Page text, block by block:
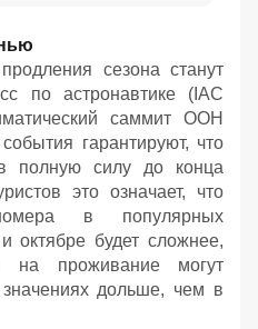
сезона станут
по астронавтике (IAC
саммит ООН
гарантируют, что
полную силу до конца
это означает, что
в популярных
октябре будет сложнее,
проживание могут
дольше, чем в